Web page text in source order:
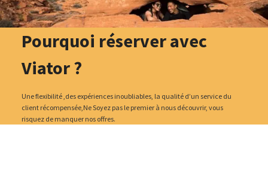
Pourquoi réserver avec
Viator ?
Une flexibilité ,des expériences inoubliables, la qualité d’un service du
client récompensée,Ne Soyez pas le premier à nous découvrir, vous
risquez de manquer nos offres.